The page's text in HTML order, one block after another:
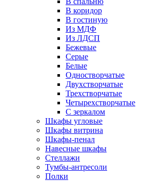
В коридор
В гостиную
Из МДФ
Из ЛДСП
Бежевые
Серые
Белые
Одностворчатые
Двухстворчатые
Трехстворчатые
Четырехстворчатые
С зеркалом
Шкафы угловые
Шкафы витрина
Шкафы-пенал
Навесные шкафы
Стеллажи
Тумбы-антресоли
Полки